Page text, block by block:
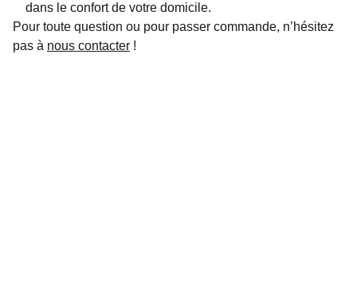
dans le confort de votre domicile.
Pour toute question ou pour passer commande, n’hésitez
pas à nous contacter !